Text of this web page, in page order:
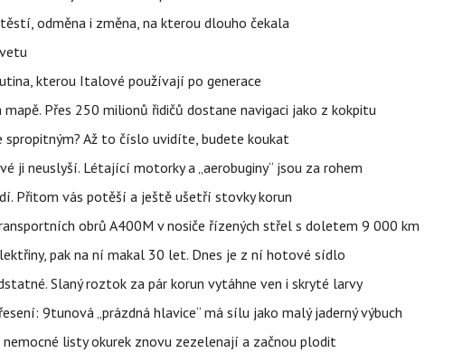
odměna i změna, na kterou dlouho čekala
kterou Italové používají po generace
Přes 250 milionů řidičů dostane navigaci jako z kokpitu
spropitným? Až to číslo uvidíte, budete koukat
ji neuslyší. Létající motorky a „aerobuginy“ jsou za rohem
Přitom vás potěší a ještě ušetří stovky korun
obrů A400M v nosiče řízených střel s doletem 9 000 km
pak na ní makal 30 let. Dnes je z ní hotové sídlo
Slaný roztok za pár korun vytáhne ven i skryté larvy
9tunová „prázdná hlavice“ má sílu jako malý jaderný výbuch
listy okurek znovu zezelenají a začnou plodit